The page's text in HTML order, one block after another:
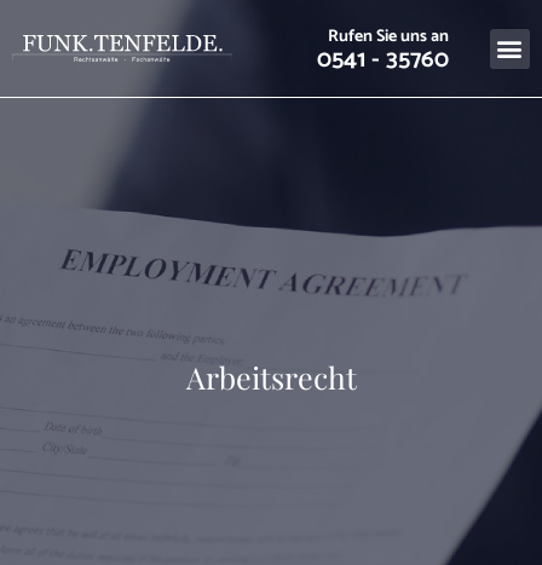
Rufen Sie uns an
0541 - 35760
Arbeitsrecht